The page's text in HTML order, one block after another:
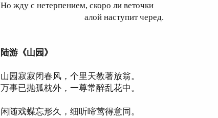
Но жду с нетерпением, скоро ли веточки
алой наступит черед.
陆游《山园》
山园寂寂闭春风，个里天教著放翁。
万事已抛孤枕外，一尊常醉乱花中。
闲随戏蝶忘形久，细听啼莺得意同。